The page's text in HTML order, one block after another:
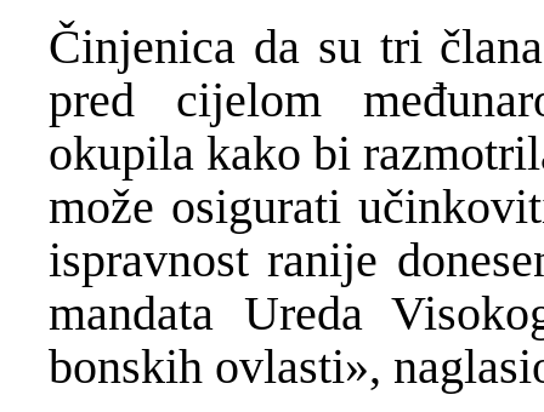
Činjenica da su tri
pred cijelom
okupila kako bi
može osigurati
ispravnost ranije
mandata Ureda
bonskih ovlasti»,